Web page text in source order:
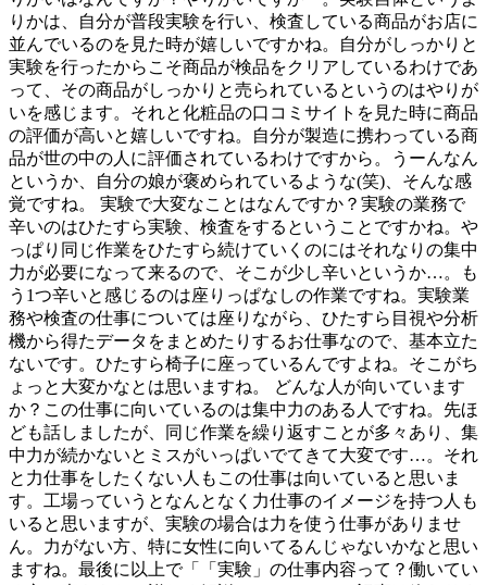
りかは、自分が普段実験を行い、検査している商品がお店に
並んでいるのを見た時が嬉しいですかね。自分がしっかりと
実験を行ったからこそ商品が検品をクリアしているわけであ
って、その商品がしっかりと売られているというのはやりが
いを感じます。それと化粧品の口コミサイトを見た時に商品
の評価が高いと嬉しいですね。自分が製造に携わっている商
品が世の中の人に評価されているわけですから。うーんなん
というか、自分の娘が褒められているような(笑)、そんな感
覚ですね。 実験で大変なことはなんですか？実験の業務で
辛いのはひたすら実験、検査をするということですかね。や
っぱり同じ作業をひたすら続けていくのにはそれなりの集中
力が必要になって来るので、そこが少し辛いというか…。も
う1つ辛いと感じるのは座りっぱなしの作業ですね。実験業
務や検査の仕事については座りながら、ひたすら目視や分析
機から得たデータをまとめたりするお仕事なので、基本立た
ないです。ひたすら椅子に座っているんですよね。そこがち
ょっと大変かなとは思いますね。 どんな人が向いています
か？この仕事に向いているのは集中力のある人ですね。先ほ
ども話しましたが、同じ作業を繰り返すことが多々あり、集
中力が続かないとミスがいっぱいでてきて大変です…。それ
と力仕事をしたくない人もこの仕事は向いていると思いま
す。工場っていうとなんとなく力仕事のイメージを持つ人も
いると思いますが、実験の場合は力を使う仕事がありませ
ん。力がない方、特に女性に向いてるんじゃないかなと思い
ますね。最後に以上で「「実験」の仕事内容って？働いてい